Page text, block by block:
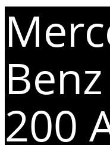
200